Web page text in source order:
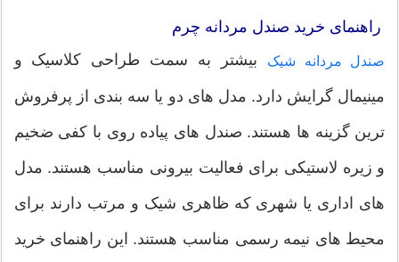
راهنمای خرید صندل مردانه چرم
صندل مردانه شیک بیشتر به سمت طراحی کلاسیک و
مینیمال گرایش دارد. مدل های دو یا سه بندی از پرفروش
ترین گزینه ها هستند. صندل های پیاده روی با کفی ضخیم
و زیره لاستیکی برای فعالیت بیرونی مناسب هستند. مدل
های اداری یا شهری که ظاهری شیک و مرتب دارند برای
محیط های نیمه رسمی مناسب هستند. این راهنمای خرید